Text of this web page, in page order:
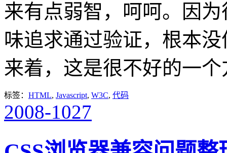
来有点弱智，呵呵。因
味追求通过验证，根本
来着，这是很不好的一
标签： HTML, Javascript, W3C, 代码
2008-1027